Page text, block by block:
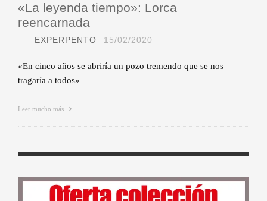
«La leyenda tiempo»: Lorca
reencarnada
EXPERPENTO 15/02/2020
«En cinco años se abriría un pozo tremendo que se nos
tragaría a todos»
Leer mucho más